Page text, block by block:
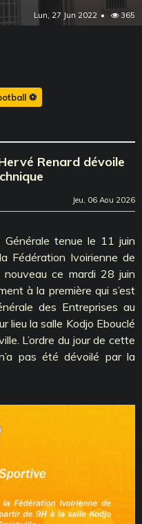
Lun, 27 Jun 2022 365
⚽️
Renard dévoile
Jeu, 06 Aou 2026
Générale tenue le 11 juin
Fédération Ivoirienne de
ce mardi 28 juin
à la première qui s’est
des Entreprises au
lieu la salle Kodjo Ebouclé
L’ordre du jour de cette
pas été dévoilé par la